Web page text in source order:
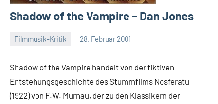
Shadow of the Vampire – Dan Jones
Filmmusik-Kritik 28. Februar 2001
Shadow of the Vampire handelt von der fiktiven
Entstehungsgeschichte des Stummfilms Nosferatu
(1922) von F.W. Murnau, der zu den Klassikern der